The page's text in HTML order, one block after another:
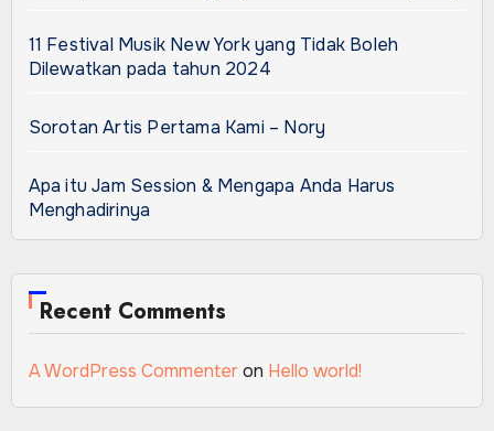
11 Festival Musik New York yang Tidak Boleh
Dilewatkan pada tahun 2024
Sorotan Artis Pertama Kami – Nory
Apa itu Jam Session & Mengapa Anda Harus
Menghadirinya
Recent Comments
A WordPress Commenteron Hello world!